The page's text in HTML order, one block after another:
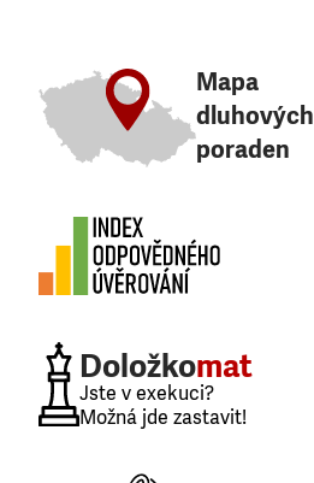
Mapa
dluhových
poraden
Doložkomat
Jste v exekuci?
Možná jde zastavit!